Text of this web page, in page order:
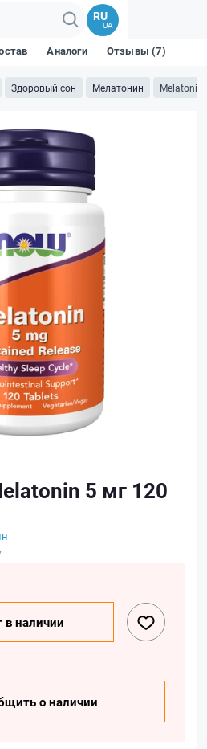
RU
UA
Здоровый сон Мелатонин Melatonin
Аналоги Отзывы (7)
5 мг 120
в наличии
о наличии